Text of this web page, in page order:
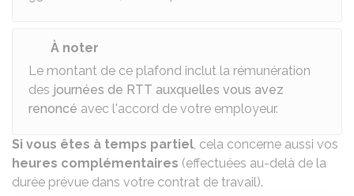
À noter
Le montant de ce plafond inclut la rémunération
des journées de RTT auxquelles vous avez
renoncé avec l'accord de votre employeur.
Si vous êtes à temps partiel, cela concerne aussi vos
heures complémentaires (effectuées au-delà de la
durée prévue dans votre contrat de travail).